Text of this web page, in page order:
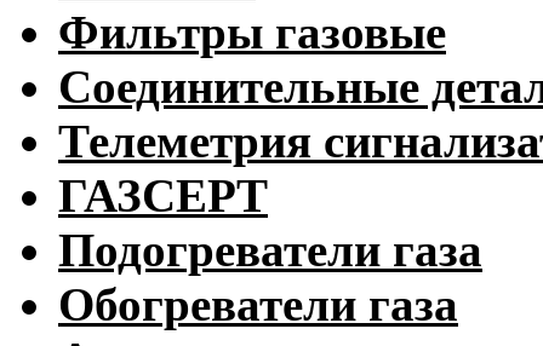
Фильтры газовые
Соединительные
Телеметрия
ГАЗСЕРТ
Подогреватели газа
Обогреватели газа